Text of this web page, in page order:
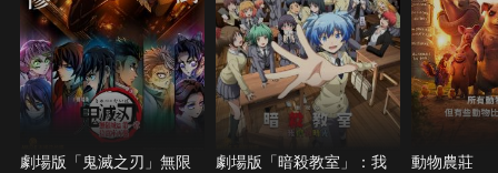
劇場版「鬼滅之刃」無限
劇場版「暗殺教室」：我
動物農莊